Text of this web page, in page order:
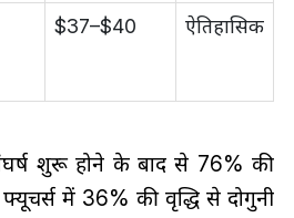
$37–$40 ऐतिहासिक
शुरू होने के बाद से 76% की
में 36% की वृद्धि से दोगुनी